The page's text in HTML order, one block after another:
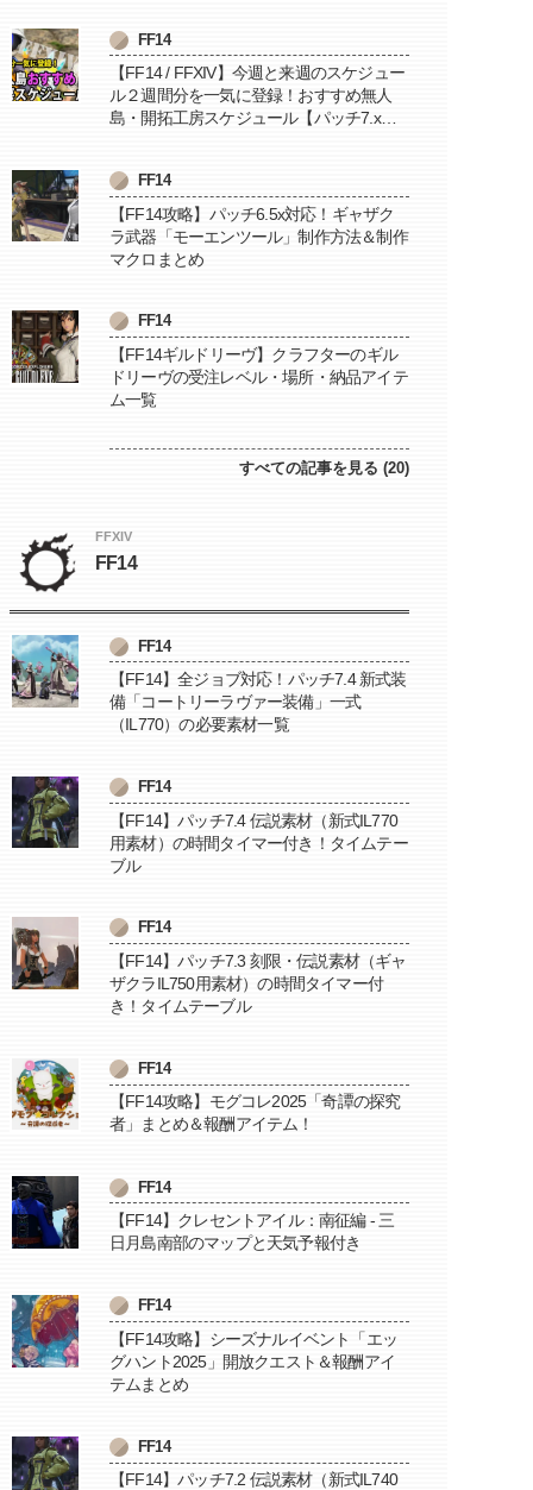
FF14
【FF14 / FFXIV】今週と来週のスケジュー
ル２週間分を一気に登録！おすすめ無人
島・開拓工房スケジュール【パッチ7.x対
FF14
【FF14攻略】パッチ6.5x対応！ギャザク
ラ武器「モーエンツール」制作方法＆制作
マクロまとめ
FF14
【FF14ギルドリーヴ】クラフターのギル
ドリーヴの受注レベル・場所・納品アイテ
ム一覧
すべての記事を見る (20)
FFXIV
FF14
FF14
【FF14】全ジョブ対応！パッチ7.4 新式装
備「コートリーラヴァー装備」一式
（IL770）の必要素材一覧
FF14
【FF14】パッチ7.4 伝説素材（新式IL770
用素材）の時間タイマー付き！タイムテー
ブル
FF14
【FF14】パッチ7.3 刻限・伝説素材（ギャ
ザクラIL750用素材）の時間タイマー付
き！タイムテーブル
FF14
【FF14攻略】モグコレ2025「奇譚の探究
者」まとめ＆報酬アイテム！
FF14
【FF14】クレセントアイル：南征編 - 三
日月島南部のマップと天気予報付き
FF14
【FF14攻略】シーズナルイベント「エッ
グハント2025」開放クエスト＆報酬アイ
テムまとめ
FF14
【FF14】パッチ7.2 伝説素材（新式IL740